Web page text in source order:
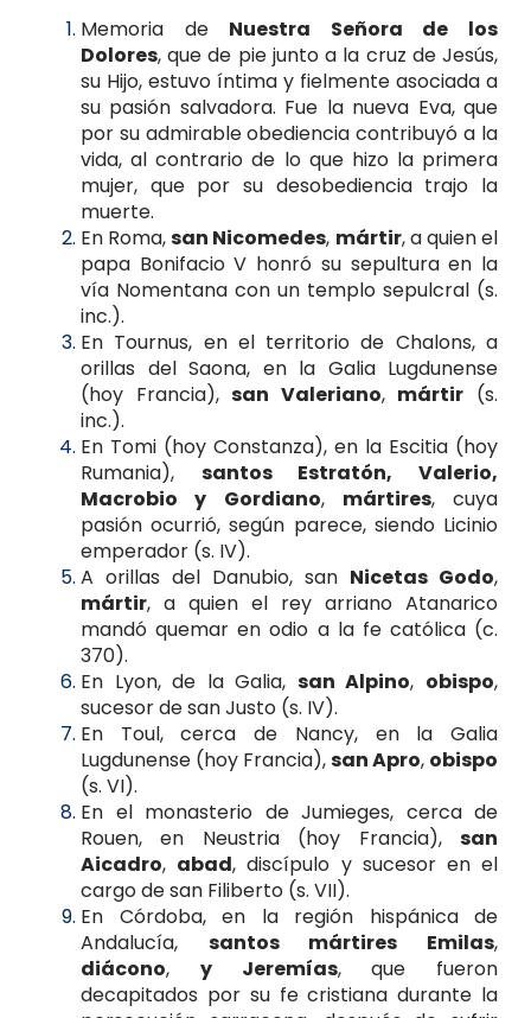
Memoria de Nuestra Señora de los
Dolores, que de pie junto a la cruz de Jesús,
su Hijo, estuvo íntima y fielmente asociada a
su pasión salvadora. Fue la nueva Eva, que
por su admirable obediencia contribuyó a la
vida, al contrario de lo que hizo la primera
mujer, que por su desobediencia trajo la
muerte.
En Roma,san Nicomedes, mártir, a quien el
papa Bonifacio V honró su sepultura en la
vía Nomentana con un templo sepulcral (s.
inc.).
En Tournus, en el territorio de Chalons, a
orillas del Saona, en la Galia Lugdunense
(hoy Francia),san Valeriano, mártir (s.
inc.).
En Tomi (hoy Constanza), en la Escitia (hoy
Rumania), santos Estratón, Valerio,
Macrobio y Gordiano, mártires, cuya
pasión ocurrió, según parece, siendo Licinio
emperador (s. IV).
A orillas del Danubio, san Nicetas Godo,
mártir, a quien el rey arriano Atanarico
mandó quemar en odio a la fe católica (c.
370).
En Lyon, de la Galia, san Alpino, obispo,
sucesor de san Justo (s. IV).
En Toul, cerca de Nancy, en la Galia
Lugdunense (hoy Francia),san Apro, obispo
(s. VI).
En el monasterio de Jumieges, cerca de
Rouen, en Neustria (hoy Francia), san
Aicadro, abad, discípulo y sucesor en el
cargo de san Filiberto (s. VII).
En Córdoba, en la región hispánica de
Andalucía, santos mártires Emilas,
diácono, y Jeremías, que fueron
decapitados por su fe cristiana durante la